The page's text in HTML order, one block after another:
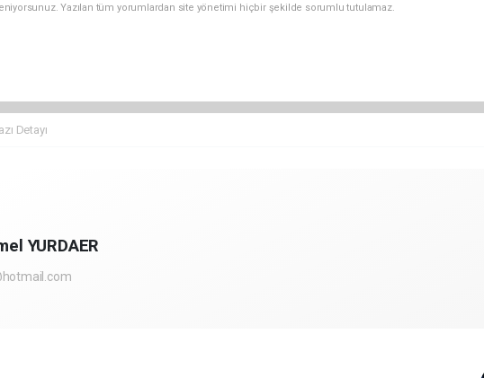
Yazılan tüm yorumlardan site yönetimi hiçbir şekilde sorumlu tutulamaz.
Detayı
YURDAER